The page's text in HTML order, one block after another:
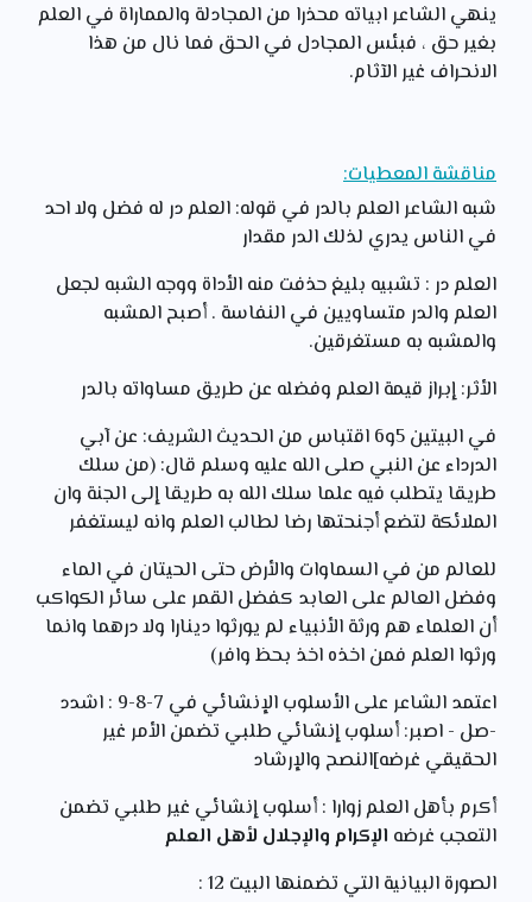
ينهي الشاعر ابياته محذرا من المجادلة والمماراة في العلم
بغير حق ، فبئس المجادل في الحق فما نال من هذا
الانحراف غير الآثام.
مناقشة المعطيات:
شبه الشاعر العلم بالدر في قوله: العلم در له فضل ولا احد
في الناس يدري لذلك الدر مقدار
العلم در : تشبيه بليغ حذفت منه الأداة ووجه الشبه لجعل
العلم والدر متساويين في النفاسة . أصبح المشبه
والمشبه به مستغرقين.
الأثر: إبراز قيمة العلم وفضله عن طريق مساواته بالدر
في البيتين 5و6 اقتباس من الحديث الشريف: عن آبي
الدرداء عن النبي صلى الله عليه وسلم قال: (من سلك
طريقا يتطلب فيه علما سلك الله به طريقا إلى الجنة وان
الملائكة لتضع أجنحتها رضا لطالب العلم وانه ليستغفر
للعالم من في السماوات والأرض حتى الحيتان في الماء
وفضل العالم على العابد كفضل القمر على سائر الكواكب
أن العلماء هم ورثة الأنبياء لم يورثوا دينارا ولا درهما وانما
ورثوا العلم فمن اخذه اخذ بحظ وافر)
اعتمد الشاعر على الأسلوب الإنشائي في 7-8-9 : اشدد
-صل - اصبر: أسلوب إنشائي طلبي تضمن الأمر غير
الحقيقي غرضه]النصح والإرشاد
أكرم بأهل العلم زوارا : أسلوب إنشائي غير طلبي تضمن
التعجب غرضه الإكرام والإجلال لأهل العلم
الصورة البيانية التي تضمنها البيت 12 :